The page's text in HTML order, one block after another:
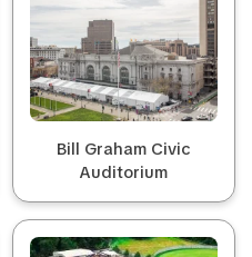
Bill Graham Civic
Auditorium